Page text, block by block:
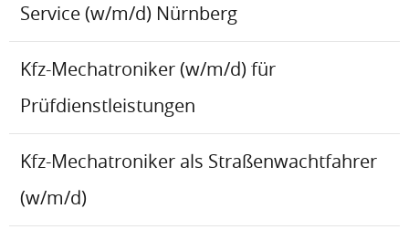
Service (w/m/d) Nürnberg
Kfz-Mechatroniker (w/m/d) für
Prüfdienstleistungen
Kfz-Mechatroniker als Straßenwachtfahrer
(w/m/d)